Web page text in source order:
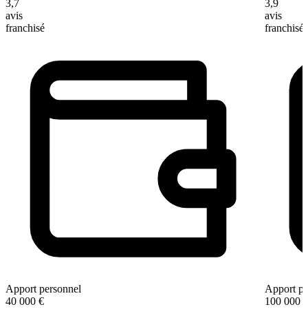
3,7
avis
franchisé
Apport personnel
40 000 €
3,9
avis
franchisé
Apport
100 000 €